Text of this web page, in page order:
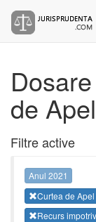
de
Filtre active
Anul 2021
Curtea de
Recurs